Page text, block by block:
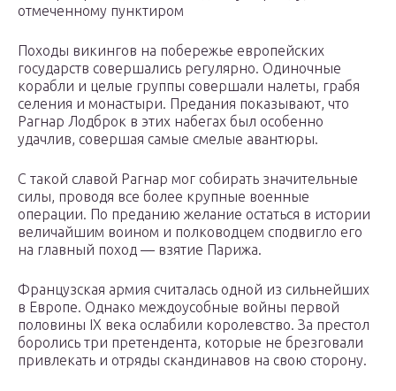
отмеченному пунктиром
Походы викингов на побережье европейских
государств совершались регулярно. Одиночные
корабли и целые группы совершали налеты, грабя
селения и монастыри. Предания показывают, что
Рагнар Лодброк в этих набегах был особенно
удачлив, совершая самые смелые авантюры.
С такой славой Рагнар мог собирать значительные
силы, проводя все более крупные военные
операции. По преданию желание остаться в истории
величайшим воином и полководцем сподвигло его
на главный поход — взятие Парижа.
Французская армия считалась одной из сильнейших
в Европе. Однако междоусобные войны первой
половины IX века ослабили королевство. За престол
боролись три претендента, которые не брезговали
привлекать и отряды скандинавов на свою сторону.